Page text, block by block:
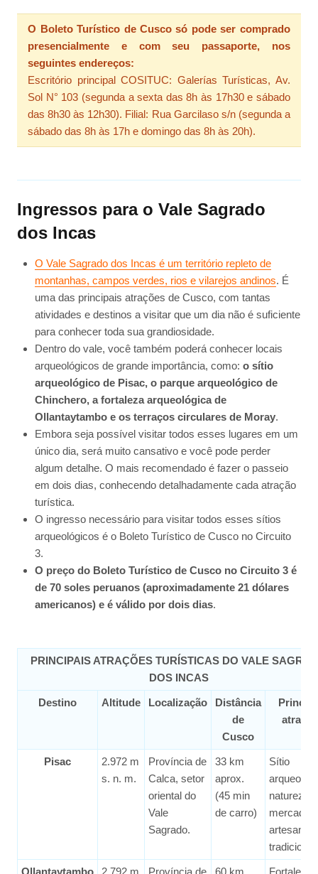
O Boleto Turístico de Cusco só pode ser comprado
presencialmente e com seu passaporte, nos
seguintes endereços:
Escritório principal COSITUC: Galerías Turísticas, Av.
Sol N° 103 (segunda a sexta das 8h às 17h30 e sábado
das 8h30 às 12h30). Filial: Rua Garcilaso s/n (segunda a
sábado das 8h às 17h e domingo das 8h às 20h).
Ingressos para o Vale Sagrado
dos Incas
O Vale Sagrado dos Incas é um território repleto de
montanhas, campos verdes, rios e vilarejos andinos. É
uma das principais atrações de Cusco, com tantas
atividades e destinos a visitar que um dia não é suficiente
para conhecer toda sua grandiosidade.
Dentro do vale, você também poderá conhecer locais
arqueológicos de grande importância, como: o sítio
arqueológico de Pisac, o parque arqueológico de
Chinchero, a fortaleza arqueológica de
Ollantaytambo e os terraços circulares de Moray.
Embora seja possível visitar todos esses lugares em um
único dia, será muito cansativo e você pode perder
algum detalhe. O mais recomendado é fazer o passeio
em dois dias, conhecendo detalhadamente cada atração
turística.
O ingresso necessário para visitar todos esses sítios
arqueológicos é o Boleto Turístico de Cusco no Circuito
3.
O preço do Boleto Turístico de Cusco no Circuito 3 é
de 70 soles peruanos (aproximadamente 21 dólares
americanos) e é válido por dois dias.
PRINCIPAIS ATRAÇÕES TURÍSTICAS DO VALE
DOS INCAS
Destino Altitude Localização
Distância
de
Cusco
Pisac
2.972 m
s. n. m.
Província de
Calca, setor
oriental do
Vale
Sagrado.
33 km
aprox.
(45 min
de carro)
Sítio
natureza e
mercado
artesanal
Ollantaytambo 2.792 m Província de 60 km Fortaleza